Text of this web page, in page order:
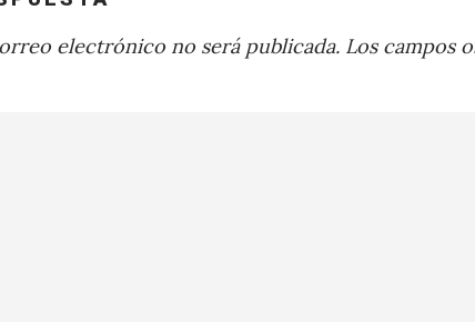
electrónico no será publicada. Los campos